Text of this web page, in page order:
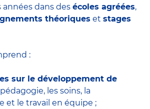
dans des écoles agréées,
théoriques et stages
:
sur le développement de
pédagogie, les soins, la
et le travail en équipe ;